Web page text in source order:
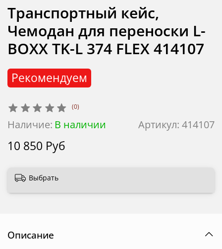
(0)
Артикул: 414107
Наличие: В наличии
Рекомендуем
Транспортный кейс,
Чемодан для переноски L-
BOXX TK-L 374 FLEX 414107
10 850 Руб
Выбрать
Описание